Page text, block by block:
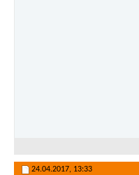
24.04.2017, 13:33